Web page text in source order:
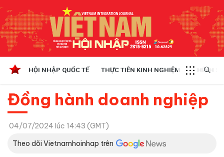
HỘI NHẬP QUỐC TẾ THỰC TIỄN KINH NGHIỆM CHÍNH
Đồng hành doanh nghiệp
04/07/2024 lúc 14:43 (GMT)
Theo dõi Vietnamhoinhap trên